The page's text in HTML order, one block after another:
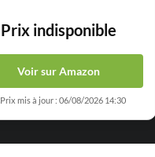
Prix indisponible
Voir sur Amazon
Prix mis à jour : 06/08/2026 14:30